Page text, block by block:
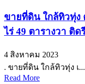
ขายที่ดิน ใกล้ทิวทุ่ง
ไร่ 49 ตารางวา ติด
4 สิงหาคม 2023
. ขายที่ดิน ใกล้ทิวทุ่ง เ...
Read More